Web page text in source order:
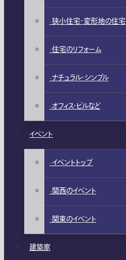
狭小住宅・変形地の住宅
住宅のリフォーム
ナチュラル・シンプル
オフィス・ビルなど
イベント
イベントトップ
関西のイベント
関東のイベント
建築家